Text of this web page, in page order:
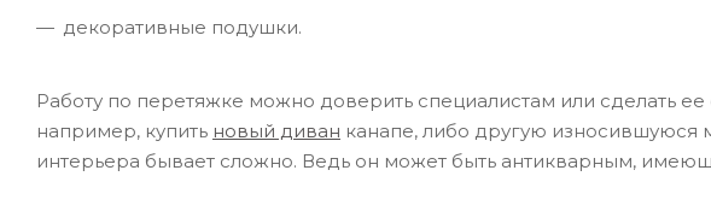
декоративные подушки.
Работу по перетяжке можно доверить специалистам или сделать
например, купить новый диван канапе, либо другую износившуюся
интерьера бывает сложно. Ведь он может быть антикварным,